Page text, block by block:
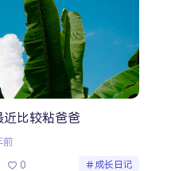
近比较粘爸爸
前
0 成长日记